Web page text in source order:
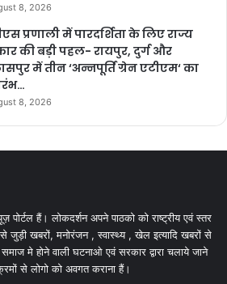
8, 2026
प्रणाली में पारदर्शिता के लिए राज्य
की बड़ी पहल- रायपुर, दुर्ग और
में तीन ‘अन्नपूर्ति ग्रेन एटीएम‘ का
8, 2026
पोर्टल हैं। लोकदर्शन अपने पाठको को राष्ट्रीय एवं स्तर
से जुड़ी खबरों, मनोरंजन , स्वास्थ्य , खेल इत्यादि खबरों से
मे होने वाली घटनाओ एवं सरकार द्वारा चलाये जाने
से लोगो को अवगत कराना हैं।